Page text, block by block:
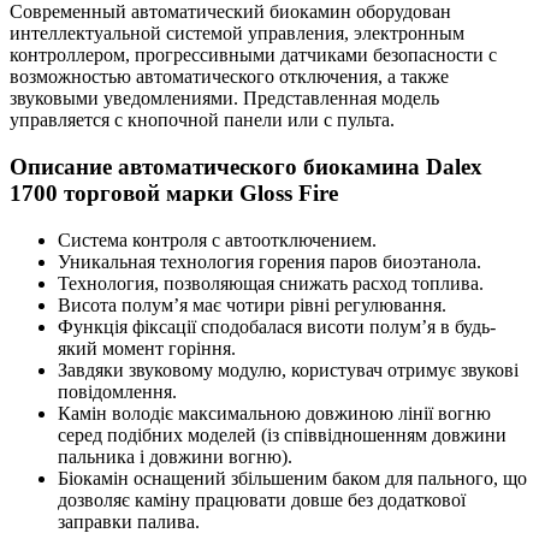
Современный автоматический биокамин оборудован
интеллектуальной системой управления, электронным
контроллером, прогрессивными датчиками безопасности с
возможностью автоматического отключения, а также
звуковыми уведомлениями. Представленная модель
управляется с кнопочной панели или с пульта.
Описание автоматического биокамина Dalex
1700 торговой марки Gloss Fire
Система контроля с автоотключением.
Уникальная технология горения паров биоэтанола.
Технология, позволяющая снижать расход топлива.
Висота полум’я має чотири рівні регулювання.
Функція фіксації сподобалася висоти полум’я в будь-
який момент горіння.
Завдяки звуковому модулю, користувач отримує звукові
повідомлення.
Камін володіє максимальною довжиною лінії вогню
серед подібних моделей (із співвідношенням довжини
пальника і довжини вогню).
Біокамін оснащений збільшеним баком для пального, що
дозволяє каміну працювати довше без додаткової
заправки палива.